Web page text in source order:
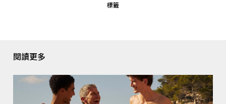
標籤
閱讀更多